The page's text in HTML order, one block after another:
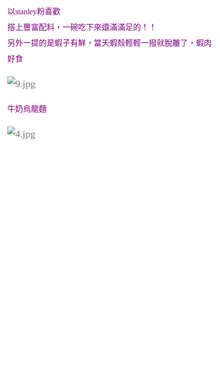
以stanley粉喜歡
搭上豐富配料，一碗吃下來還滿滿足的！！
另外一提的是蝦子有鮮，當天蝦殼輕輕一撥就脫離了，蝦肉
好食
牛奶烏龍麵